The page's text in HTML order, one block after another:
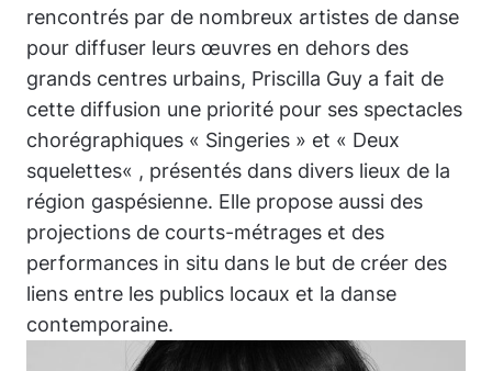
rencontrés par de nombreux artistes de danse
pour diffuser leurs œuvres en dehors des
grands centres urbains, Priscilla Guy a fait de
cette diffusion une priorité pour ses spectacles
chorégraphiques « Singeries » et « Deux
squelettes« , présentés dans divers lieux de la
région gaspésienne. Elle propose aussi des
projections de courts-métrages et des
performances in situ dans le but de créer des
liens entre les publics locaux et la danse
contemporaine.